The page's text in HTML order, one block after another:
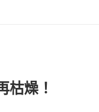
枯燥！